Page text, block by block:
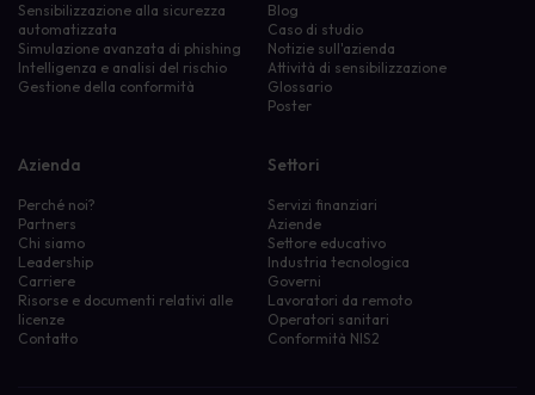
Sensibilizzazione alla sicurezza
automatizzata
Simulazione avanzata di phishing
Intelligenza e analisi del rischio
Gestione della conformità
Blog
Caso di studio
Notizie sull'azienda
Attività di sensibilizzazione
Glossario
Poster
Azienda
Perché noi?
Partners
Chi siamo
Leadership
Carriere
Risorse e documenti relativi alle
licenze
Contatto
Settori
Servizi finanziari
Aziende
Settore educativo
Industria tecnologica
Governi
Lavoratori da remoto
Operatori sanitari
Conformità NIS2